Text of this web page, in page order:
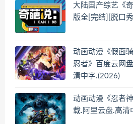
大陆国产综艺《
版全[完结][脱口
动画动漫《假面
忍者》百度云网
清中字.(2026)
动画动漫《忍者
载.阿里云盘.高清